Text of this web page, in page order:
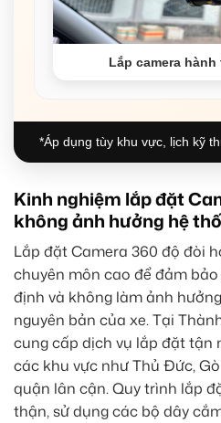
Lắp camera
*Áp dụng tùy khu vực, lịch kỹ
Kinh nghiệm lắp đặt
không ảnh hưởng hệ
Lắp đặt Camera 360 độ đòi
chuyên môn cao để đảm
định và không làm ảnh
nguyên bản của xe. Tại
cung cấp dịch vụ lắp đặt tận
các khu vực như Thủ Đức,
quận lân cận. Quy trình lắp
thận, sử dụng các bộ dây